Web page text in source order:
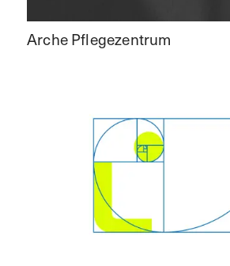
Arche Pflegezentrum